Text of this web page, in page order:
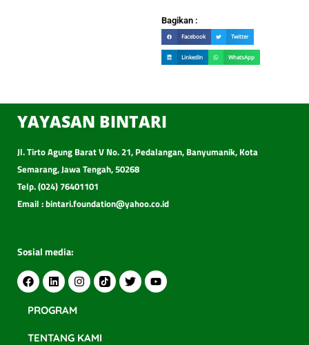
Bagikan :
Facebook Twitter
LinkedIn WhatsApp
YAYASAN BINTARI
Jl. Tirto Agung Barat V No. 21, Pedalangan, Banyumanik, Kota
Semarang, Jawa Tengah, 50268
Telp. (024) 76401101
Email : bintari.foundation@yahoo.co.id
Sosial media:
PROGRAM
TENTANG KAMI